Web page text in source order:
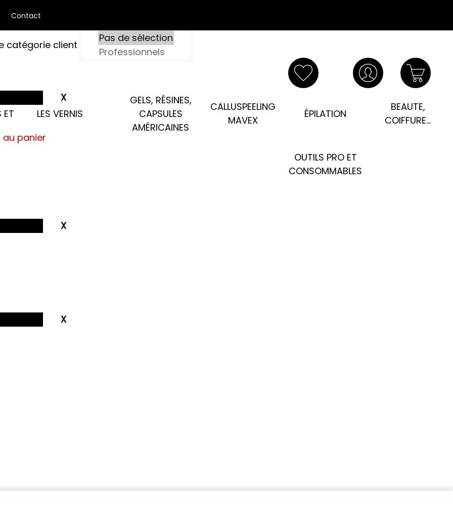
Contact
catégorie client
panier
ET LES VERNIS
GELS, RÉSINES,
CAPSULES
AMÉRICAINES
CALLUSPEELING
MAVEX
ÉPILATION
BEAUTE,
COIFFURE...
OUTILS PRO ET
CONSOMMABLES